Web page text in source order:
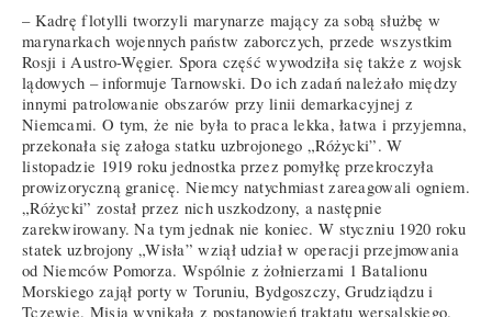
– Kadrę flotylli tworzyli marynarze mający za sobą służbę w
marynarkach wojennych państw zaborczych, przede wszystkim
Rosji i Austro-Węgier. Spora część wywodziła się także z wojsk
lądowych – informuje Tarnowski. Do ich zadań należało między
innymi patrolowanie obszarów przy linii demarkacyjnej z
Niemcami. O tym, że nie była to praca lekka, łatwa i przyjemna,
przekonała się załoga statku uzbrojonego „Różycki”. W
listopadzie 1919 roku jednostka przez pomyłkę przekroczyła
prowizoryczną granicę. Niemcy natychmiast zareagowali ogniem.
„Różycki” został przez nich uszkodzony, a następnie
zarekwirowany. Na tym jednak nie koniec. W styczniu 1920 roku
statek uzbrojony „Wisła” wziął udział w operacji przejmowania
od Niemców Pomorza. Wspólnie z żołnierzami 1 Batalionu
Morskiego zajął porty w Toruniu, Bydgoszczy, Grudziądzu i
Tczewie. Misja wynikała z postanowień traktatu wersalskiego.